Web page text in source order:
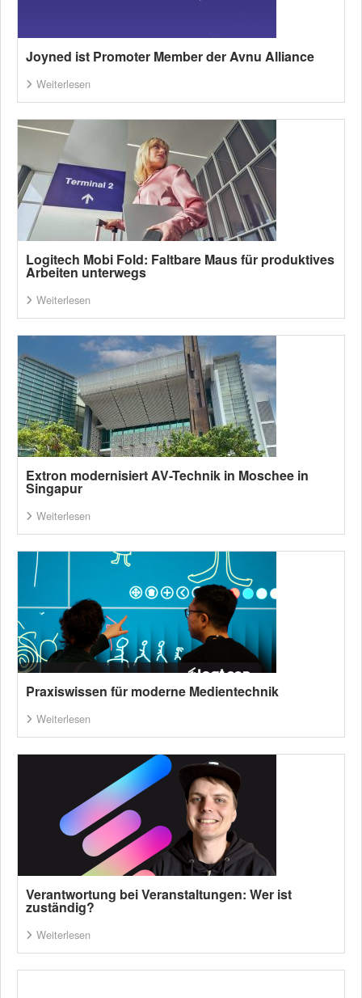
Joyned ist Promoter Member der Avnu Alliance
Weiterlesen
Logitech Mobi Fold: Faltbare Maus für produktives
Arbeiten unterwegs
Weiterlesen
Extron modernisiert AV-Technik in Moschee in
Singapur
Weiterlesen
Praxiswissen für moderne Medientechnik
Weiterlesen
Verantwortung bei Veranstaltungen: Wer ist
zuständig?
Weiterlesen